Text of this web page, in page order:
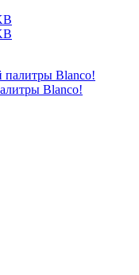
Blanco!